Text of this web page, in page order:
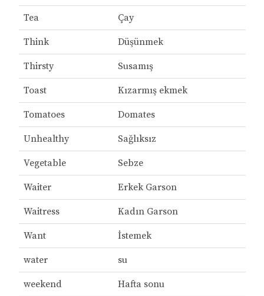
Tea Çay
Think Düşünmek
Thirsty Susamış
Toast Kızarmış ekmek
Tomatoes Domates
Unhealthy Sağlıksız
Vegetable Sebze
Waiter Erkek Garson
Waitress Kadın Garson
Want İstemek
water su
weekend Hafta sonu